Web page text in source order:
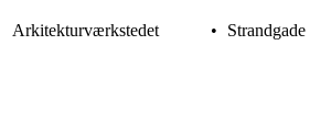
Arkitekturværkstedet •